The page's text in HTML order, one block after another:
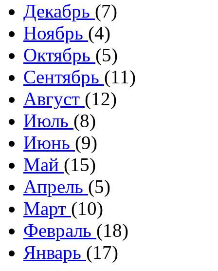
Декабрь (7)
Ноябрь (4)
Октябрь (5)
Сентябрь (11)
Август (12)
Июль (8)
Июнь (9)
Май (15)
Апрель (5)
Март (10)
Февраль (18)
Январь (17)